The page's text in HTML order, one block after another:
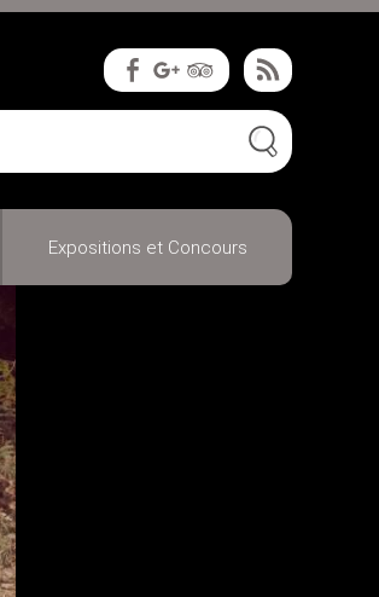
Expositions et Concours